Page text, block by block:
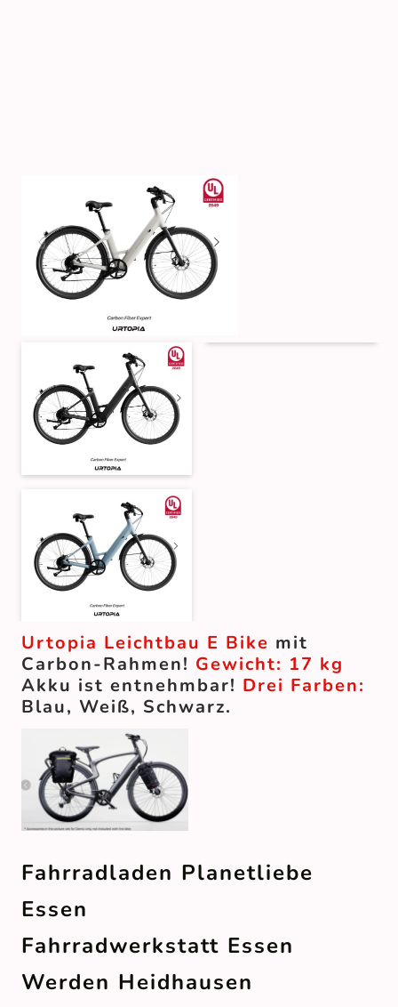
Urtopia Leichtbau E Bike mit
Carbon-Rahmen! Gewicht: 17 kg
Akku ist entnehmbar! Drei Farben:
Blau, Weiß, Schwarz.
Fahrradladen Planetliebe
Essen
Fahrradwerkstatt Essen
Werden Heidhausen